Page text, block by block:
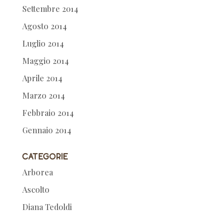
Settembre 2014
Agosto 2014
Luglio 2014
Maggio 2014
Aprile 2014
Marzo 2014
Febbraio 2014
Gennaio 2014
Categorie
Arborea
Ascolto
Diana Tedoldi